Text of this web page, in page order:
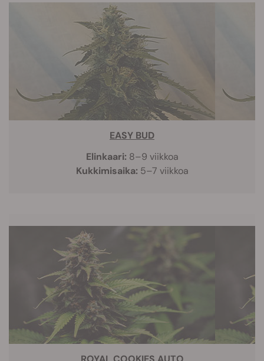
EASY BUD
Elinkaari: 8–9 viikkoa
Kukkimisaika: 5–7 viikkoa